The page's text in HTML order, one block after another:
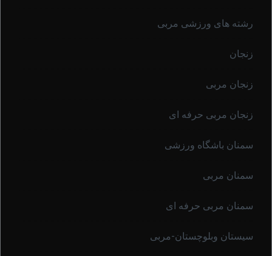
رشته های ورزشی مربی
زنجان
زنجان مربی
زنجان مربی حرفه ای
سمنان باشگاه ورزشی
سمنان مربی
سمنان مربی حرفه ای
سیستان وبلوچستان-مربی